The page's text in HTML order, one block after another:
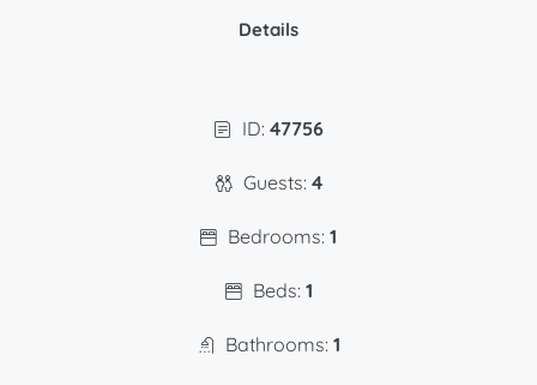
Details
ID: 47756
Guests: 4
Bedrooms: 1
Beds: 1
Bathrooms: 1